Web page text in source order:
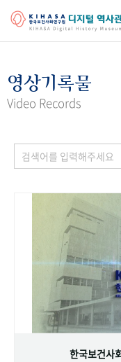
걸어온 길 기관 변천사
정책과 연구 키워드로
기록물 아카이브
사진 아카이브 문서
주년 기념
성과 50선 숫자로 보
영상기록물
Video Records
한국보건사